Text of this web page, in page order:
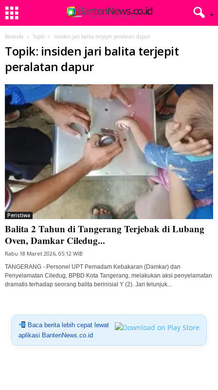
Beranda Topik Insiden jari balita terjepit peralatan dapur
Topik: insiden jari balita terjepit
peralatan dapur
Peristiwa
Balita 2 Tahun di Tangerang Terjebak di Lubang
Oven, Damkar Ciledug...
Rabu 18 Maret 2026, 05:12 WIB
TANGERANG - Personel UPT Pemadam Kebakaran (Damkar) dan
Penyelamatan Ciledug, BPBD Kota Tangerang, melakukan aksi penyelamatan
dramatis terhadap seorang balita berinisial Y (2). Jari telunjuk...
Baca berita lebih cepat lewat
aplikasi BantenNews.co.id